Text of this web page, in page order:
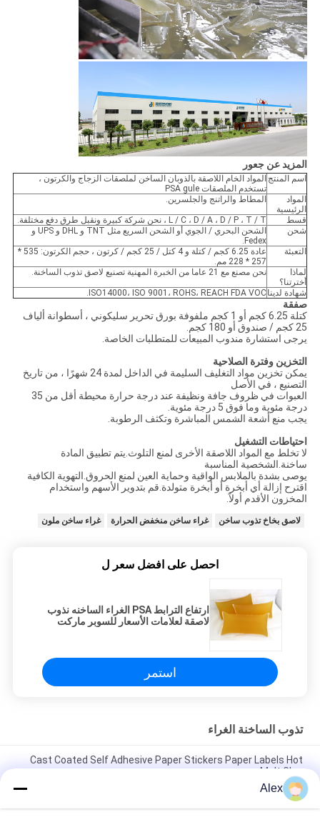
المزيد عن جعور
اسم المنتج المواد الخام اللاصقة بالذوبان الساخن لملصقات الزجاج والكرتون ،
تستخدم الملصقات PSA gule
المواد
الرئيسية
المطاط والراتنج والجلسرين.
قسط
L / C ، D / A ، D / P ، T / T ، نحن شركة كبيرة ونقبل طرق دفع مختلفة.
شحن
الشحن البحري / الجوي أو الشحن السريع مثل TNT و DHL و UPS و
Fedex.
التعبئة
عادة 6.25 كجم / كتلة و 4 كتل / 25 كجم / كرتون ، حجم الكرتون: 535 *
257 * 228 مم.
لماذا
أخترتنا؟
نحن مصنع مع 21 عاما من الخبرة المهنية تصنيع لاصق تذوب الساخنة.
شهادة لديناISO14000، ISO 9001، ROHS، REACH FDA VOC.
صفقة
كتلة 6.25 كجم أو 1 كجم ملفوفة بورق تحرير سليكوني ، أسطوانة ألياف
25 كجم / صندوق أو 180 كجم.
يرجى استشارة مندوب المبيعات للمتطلبات الخاصة.
التخزين وفترة الصلاحية
يمكن تخزين مواد التغليف السليمة في الداخل لمدة 24 شهرًا ، من تاريخ
التصنيع ، في الأصل
العبوات في ظروف جافة ونظيفة عند درجة حرارة محيطة أقل من 35
درجة مئوية وما فوق 5 درجة مئوية.
يجب منع أشعة الشمس المباشرة وتكثف الرطوبة.
احتياطات التشغيل
لا تخلط مع المواد اللاصقة الأخرى لمنع التلوث.يتم تطبيق المادة
ساخنة.الشخصية المناسبة
يوصى بشدة بالملابس الواقية وحماية العين لمنع الحروق.التهوية الكافية
اقترح إزالة أي أبخرة أو أبخرة متولدة.قم بتدوير الأسهم واستخدام
المخزون الأقدم أولاً.
لاصق بخاخ تذوب ساخن غراء ساخن منخفض الحرارة غراء ساخن ملون
احصل على افضل سعر ل
ارتفاع الترابط PSA الغراء الساخنه نذوب
لاصقة لعلامات الأسعار للسوبر ماركت
استمر
تذوب الساخنة الغراء
Cast Coated Self Adhesive Paper Stickers Paper Labels Hot
Melt Glue
Skin care safe Raw Materials For Baby Diapers Use Elastic Hot
Melt Glue
Alex